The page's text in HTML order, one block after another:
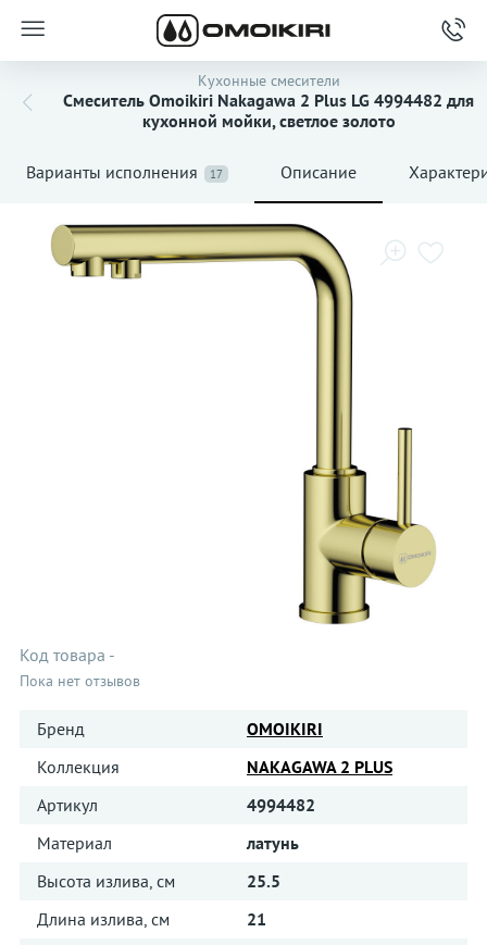
Кухонные смесители
Смеситель Omoikiri Nakagawa 2 Plus LG 4994482 для
кухонной мойки, светлое золото
Варианты исполнения 17 Описание
Код товара -
Пока нет отзывов
Бренд
OMOIKIRI
Коллекция
NAKAGAWA 2 PLUS
Артикул
4994482
Материал
латунь
Высота излива, см
25.5
Длина излива, см
21